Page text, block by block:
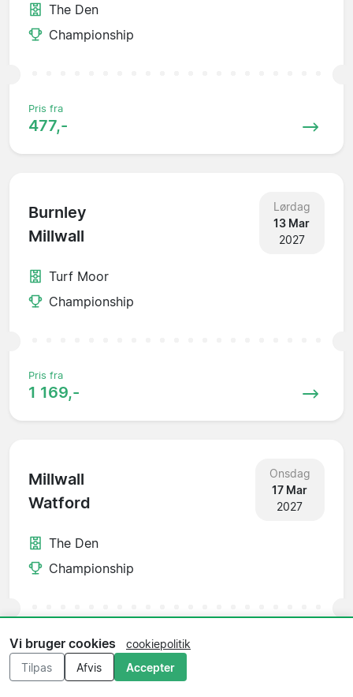
The Den
Championship
Pris fra
477,-
Burnley
Millwall
Lørdag
13 Mar
2027
Turf Moor
Championship
Pris fra
1 169,-
Millwall
Watford
Onsdag
17 Mar
2027
The Den
Championship
Pris fra
545,-
Vi bruger cookies
cookiepolitik
Tilpas
Afvis Accepter